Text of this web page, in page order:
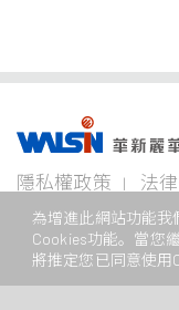
事業版圖
電線
電纜
事業
不銹鋼事
業
Steeval®
隱私權政策 法
聯絡我們
© 2026
本網站支援Edge、Firefox、
為增進此網站功能我
Cookies功能。當您
將推定您已同意使用